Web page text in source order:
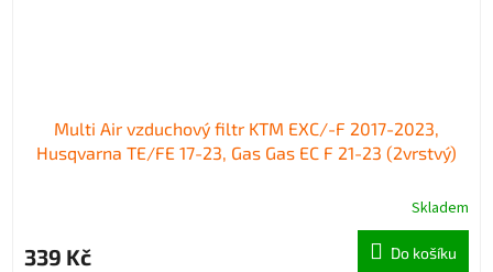
Multi Air vzduchový filtr KTM EXC/-F 2017-2023,
Husqvarna TE/FE 17-23, Gas Gas EC F 21-23 (2vrstvý)
Skladem
339 Kč Do košíku